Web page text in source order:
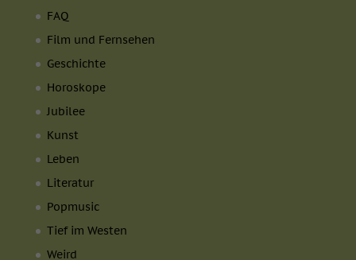
FAQ
Film und Fernsehen
Geschichte
Horoskope
Jubilee
Kunst
Leben
Literatur
Popmusic
Tief im Westen
Weird